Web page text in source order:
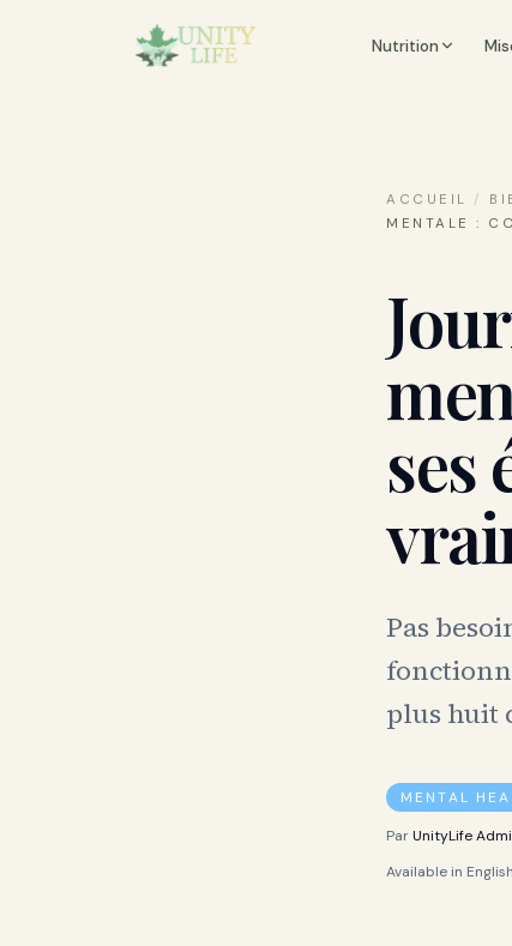
Nutrition
ACCUEIL /
MENTALE :
ses
Pas
plus huit
MENTAL
ParUnityLife
Available in